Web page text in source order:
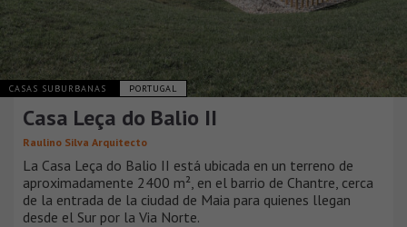
CASAS SUBURBANAS PORTUGAL
Casa Leça do Balio II
Raulino Silva Arquitecto
La Casa Leça do Balio II está ubicada en un terreno de
aproximadamente 2400 m², en el barrio de Chantre, cerca
de la entrada de la ciudad de Maia para quienes llegan
desde el Sur por la Via Norte.